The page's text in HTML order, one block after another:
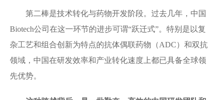
第二棒是技术转化与药物开发阶段。过去几年，中国
Biotech公司在这一环节的进步可谓“跃迁式”。特别是以复
杂工艺和组合创新为特点的抗体偶联药物（ADC）和双抗
领域，中国在研发效率和产业转化速度上都已具备全球领
先优势。